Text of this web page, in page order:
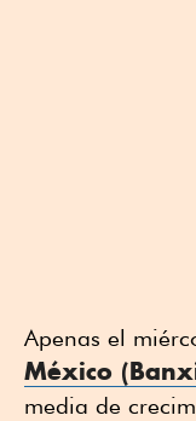
Apenas el
México
media de